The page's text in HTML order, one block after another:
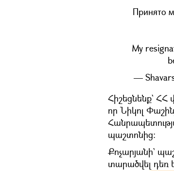
Принято
My
—
​Հիշեցնենք`
որ Նիկոլ
պաշտոնից:
Քոչարյանի`
տարածվել դեռ